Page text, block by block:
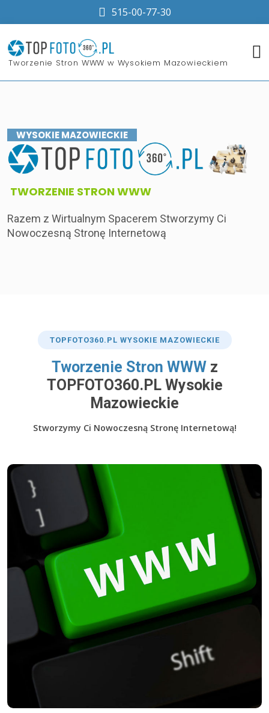
515-00-77-30
​Tworzenie Stron WWW w Wysokiem Mazowieckiem
WYSOKIE MAZOWIECKIE
​TWORZENIE STRON WWW
Razem z Wirtualnym Spacerem Stworzymy Ci
Nowoczesną Stronę Internetową
TOP FOTO360.PL WYSOKIE MAZOWIECKIE
​Tworzenie Stron WWWz
TOPFOTO360.PL Wysokie
Mazowieckie
Stworzymy Ci Nowoczesną Stronę Internetową!